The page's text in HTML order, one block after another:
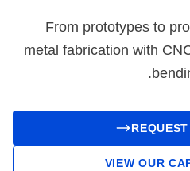
From prototypes to
metal fabrication with
VIEW OUR